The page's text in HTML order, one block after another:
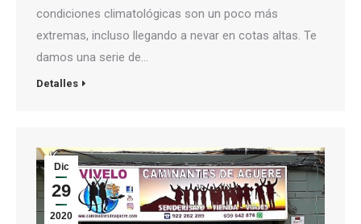
condiciones climatológicas son un poco más
extremas, incluso llegando a nevar en cotas altas. Te
damos una serie de…
Detalles
Dic
29
2020